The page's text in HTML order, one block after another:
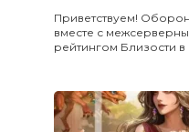
Приветствуем!
вместе с
рейтингом Близости